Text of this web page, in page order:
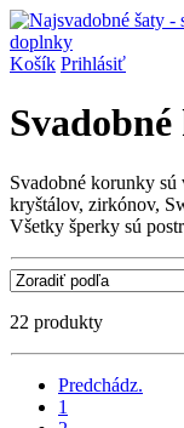
Košík Prihlásiť
Svadobné korunky
kryštálov, zirkónov,
Všetky šperky sú
22 produkty
Predchádz.
1